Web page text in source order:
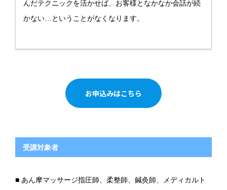
んだテクニックを活かせば、お客様となかなか会話が続
かない…ということがなくなります。
お申込みはこちら
受講対象者
■ あん摩マッサージ指圧師、柔整師、鍼灸師、メディカルト